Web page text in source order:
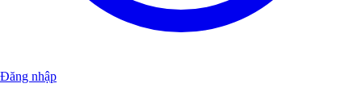
Đăng nhập